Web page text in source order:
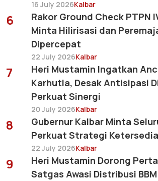
16 July 2026Kalbar
6
Rakor Ground Check PTPN
Minta Hilirisasi dan
Dipercepat
22 July 2026Kalbar
7
Heri Mustamin Ingatkan
Karhutla, Desak Antisipasi
Perkuat Sinergi
20 July 2026Kalbar
8
Gubernur Kalbar Minta
Perkuat Strategi
22 July 2026Kalbar
9
Heri Mustamin Dorong
Satgas Awasi Distribusi